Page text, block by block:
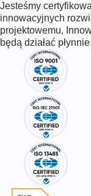
Jesteśmy
innowacyjnych
projektowemu,
będą działać